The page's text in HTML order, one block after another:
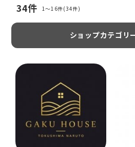
34件 1〜16件(34件)
ショップカテゴリ